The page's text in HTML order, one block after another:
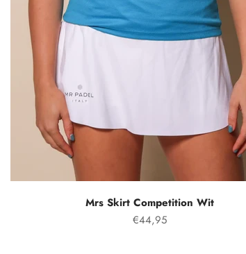
Mrs Skirt Competition Wit
Prezzo speciale
€44,95